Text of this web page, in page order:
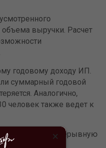
выручки. Расчет
годовому доходу ИП.
суммарный годовой
Аналогично,
человек также ведет к
вести непрерывную
Даже
×